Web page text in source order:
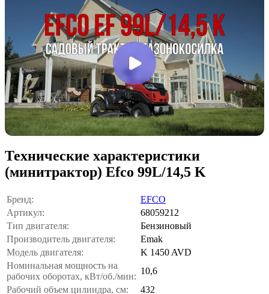
Технические характеристики
(минитрактор) Efco 99L/14,5 K
Бренд:
EFCO
Артикул:
68059212
Тип двигателя:
Бензиновый
Производитель двигателя:
Emak
Модель двигателя:
K 1450 AVD
Номинальная мощность на
рабочих оборотах, кВт/об./мин:
10,6
Рабочий объем цилиндра, см:
432